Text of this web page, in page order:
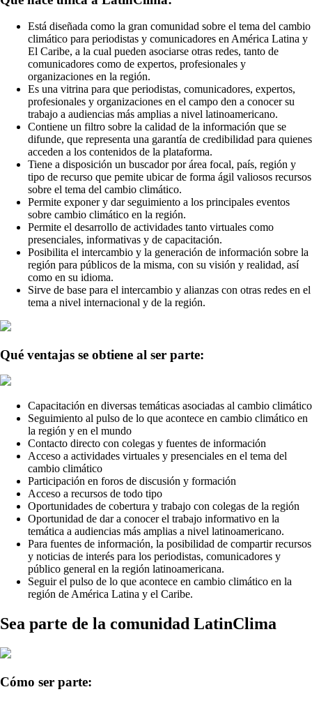
Está diseñada como la gran comunidad sobre el tema del cambio
climático para periodistas y comunicadores en América Latina y
El Caribe, a la cual pueden asociarse otras redes, tanto de
comunicadores como de expertos, profesionales y
organizaciones en la región.
Es una vitrina para que periodistas, comunicadores, expertos,
profesionales y organizaciones en el campo den a conocer su
trabajo a audiencias más amplias a nivel latinoamericano.
Contiene un filtro sobre la calidad de la información que se
difunde, que representa una garantía de credibilidad para quienes
acceden a los contenidos de la plataforma.
Tiene a disposición un buscador por área focal, país, región y
tipo de recurso que pemite ubicar de forma ágil valiosos recursos
sobre el tema del cambio climático.
Permite exponer y dar seguimiento a los principales eventos
sobre cambio climático en la región.
Permite el desarrollo de actividades tanto virtuales como
presenciales, informativas y de capacitación.
Posibilita el intercambio y la generación de información sobre la
región para públicos de la misma, con su visión y realidad, así
como en su idioma.
Sirve de base para el intercambio y alianzas con otras redes en el
tema a nivel internacional y de la región.
Qué ventajas se obtiene al ser parte:
Capacitación en diversas temáticas asociadas al cambio climático
Seguimiento al pulso de lo que acontece en cambio climático en
la región y en el mundo
Contacto directo con colegas y fuentes de información
Acceso a actividades virtuales y presenciales en el tema del
cambio climático
Participación en foros de discusión y formación
Acceso a recursos de todo tipo
Oportunidades de cobertura y trabajo con colegas de la región
Oportunidad de dar a conocer el trabajo informativo en la
temática a audiencias más amplias a nivel latinoamericano.
Para fuentes de información, la posibilidad de compartir recursos
y noticias de interés para los periodistas, comunicadores y
público general en la región latinoamericana.
Seguir el pulso de lo que acontece en cambio climático en la
región de América Latina y el Caribe.
Sea parte de la comunidad LatinClima
Cómo ser parte: